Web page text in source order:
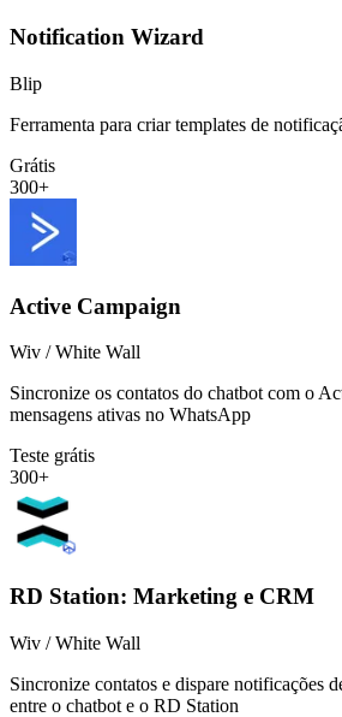
Notification Wizard
Blip
Ferramenta para criar templates de
Grátis
300+
Active Campaign
Wiv / White Wall
Sincronize os contatos do chatbot com o
mensagens ativas no WhatsApp
Teste grátis
300+
RD Station: Marketing e CRM
Wiv / White Wall
Sincronize contatos e dispare notificações
entre o chatbot e o RD Station